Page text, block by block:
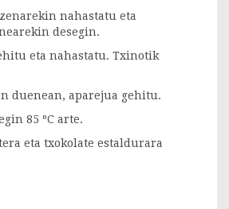
nahastatu eta
desegin.
eta nahastatu. Txinotik
duenean, aparejua gehitu.
85 ºC arte.
eta txokolate estaldurara